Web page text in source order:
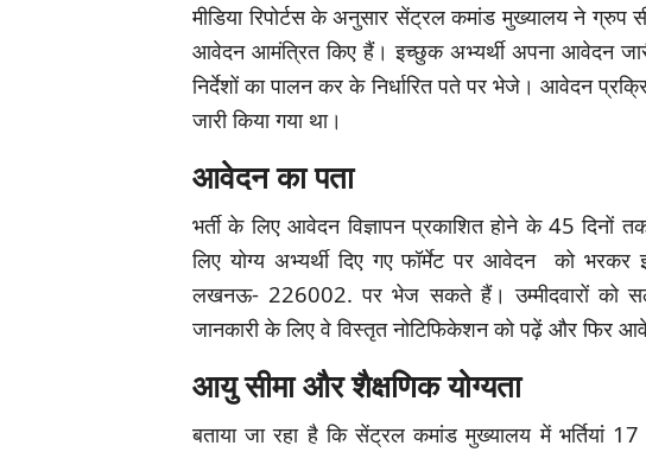
मीडिया रिपोर्टस के अनुसार सेंट्रल कमांड मुख्यालय ने ग्रुप
आवेदन आमंत्रित किए हैं। इच्छुक अभ्यर्थी अपना आवेदन
निर्देशों का पालन कर के निर्धारित पते पर भेजे। आवेदन
जारी किया गया था।
आवेदन का पता
भर्ती के लिए आवेदन विज्ञापन प्रकाशित होने के 45
लिए योग्य अभ्यर्थी दिए गए फॉर्मेट पर आवेदन को
लखनऊ- 226002. पर भेज सकते हैं। उम्मीदवारों को
जानकारी के लिए वे विस्तृत नोटिफिकेशन को पढ़ें और फिर
आयु सीमा और शैक्षणिक योग्यता
बताया जा रहा है कि सेंट्रल कमांड मुख्यालय में